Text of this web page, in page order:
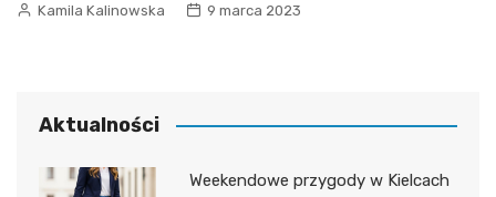
Kamila Kalinowska 9 marca 2023
Aktualności
Weekendowe przygody w Kielcach